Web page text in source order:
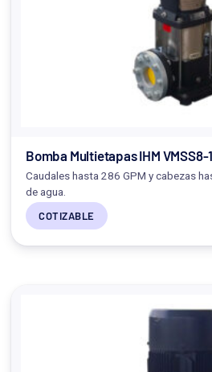
Bomba Multietapas IHM VMSS8-
Caudales hasta 286 GPM y cabezas
de agua.
COTIZABLE